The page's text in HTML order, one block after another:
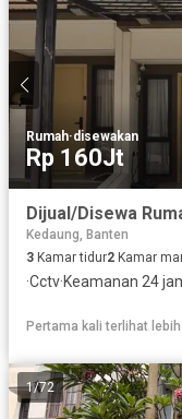
Rumah·disewakan
Rp 160Jt
Kedaung, Banten
3 Kamar tidur2 Kamar
·Cctv·Keamanan 24
Pertama kali terlihat
1/72